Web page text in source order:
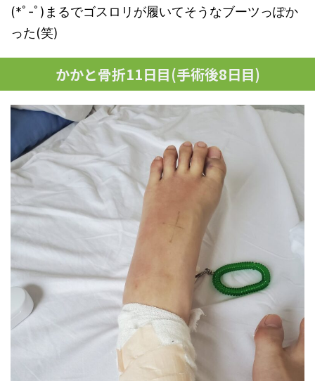
(*ﾟ-ﾟ)まるでゴスロリが履いてそうなブーツっぽか
った(笑)
かかと骨折11日目(手術後8日目)